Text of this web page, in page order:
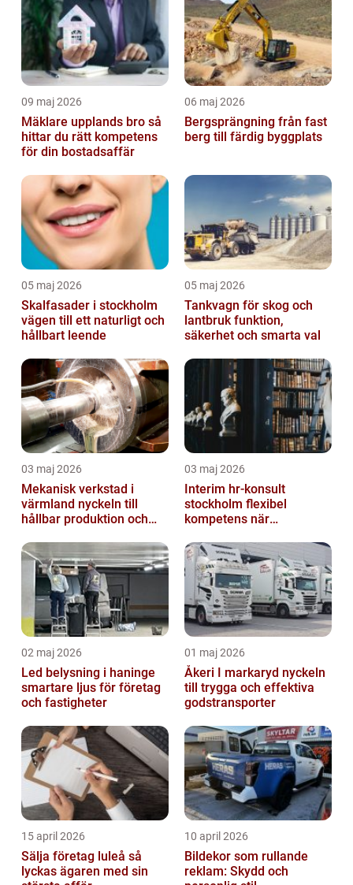
09 maj 2026
Mäklare upplands bro så
hittar du rätt kompetens
för din bostadsaffär
06 maj 2026
Bergsprängning från fast
berg till färdig byggplats
05 maj 2026
Skalfasader i stockholm
vägen till ett naturligt och
hållbart leende
05 maj 2026
Tankvagn för skog och
lantbruk funktion,
säkerhet och smarta val
03 maj 2026
Mekanisk verkstad i
värmland nyckeln till
hållbar produktion och
03 maj 2026
Interim hr-konsult
stockholm flexibel
kompetens när
stöd
02 maj 2026
Led belysning i haninge
smartare ljus för företag
och fastigheter
01 maj 2026
Åkeri I markaryd nyckeln
till trygga och effektiva
godstransporter
15 april 2026
Sälja företag luleå så
lyckas ägaren med sin
10 april 2026
Bildekor som rullande
reklam: Skydd och